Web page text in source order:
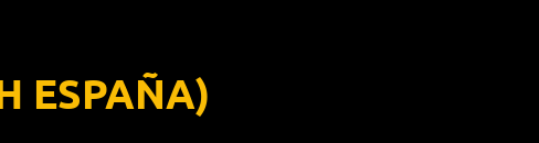
ESPAÑA)